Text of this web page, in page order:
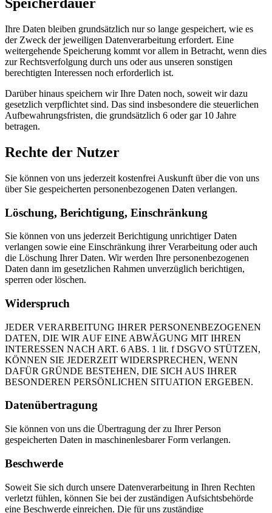
Ihre Daten bleiben grundsätzlich nur so lange gespeichert, wie es
der Zweck der jeweiligen Datenverarbeitung erfordert. Eine
weitergehende Speicherung kommt vor allem in Betracht, wenn dies
zur Rechtsverfolgung durch uns oder aus unseren sonstigen
berechtigten Interessen noch erforderlich ist.
Darüber hinaus speichern wir Ihre Daten noch, soweit wir dazu
gesetzlich verpflichtet sind. Das sind insbesondere die steuerlichen
Aufbewahrungsfristen, die grundsätzlich 6 oder gar 10 Jahre
betragen.
Rechte der Nutzer
Sie können von uns jederzeit kostenfrei Auskunft über die von uns
über Sie gespeicherten personenbezogenen Daten verlangen.
Löschung, Berichtigung, Einschränkung
Sie können von uns jederzeit Berichtigung unrichtiger Daten
verlangen sowie eine Einschränkung ihrer Verarbeitung oder auch
die Löschung Ihrer Daten. Wir werden Ihre personenbezogenen
Daten dann im gesetzlichen Rahmen unverzüglich berichtigen,
sperren oder löschen.
Widerspruch
JEDER VERARBEITUNG IHRER PERSONENBEZOGENEN
DATEN, DIE WIR AUF EINE ABWÄGUNG MIT IHREN
INTERESSEN NACH ART. 6 ABS. 1 lit. f DSGVO STÜTZEN,
KÖNNEN SIE JEDERZEIT WIDERSPRECHEN, WENN
DAFÜR GRÜNDE BESTEHEN, DIE SICH AUS IHRER
BESONDEREN PERSÖNLICHEN SITUATION ERGEBEN.
Datenübertragung
Sie können von uns die Übertragung der zu Ihrer Person
gespeicherten Daten in maschinenlesbarer Form verlangen.
Beschwerde
Soweit Sie sich durch unsere Datenverarbeitung in Ihren Rechten
verletzt fühlen, können Sie bei der zuständigen Aufsichtsbehörde
eine Beschwerde einreichen. Die für uns zuständige